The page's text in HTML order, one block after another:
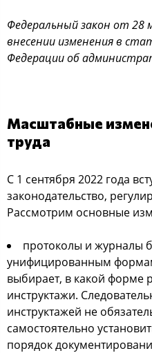
Федеральный закон от 28
внесении изменения в
Федерации об
Масштабные
труда
С 1 сентября 2022 года
законодательство,
Рассмотрим основные
протоколы и журналы
унифицированным
выбирает, в какой форме
инструктажи.
инструктажей не
самостоятельно
порядок